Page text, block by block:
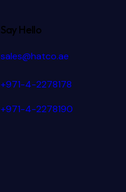
Say Hello
sales@hatco.ae
+971-4-2278178
+971-4-2278190